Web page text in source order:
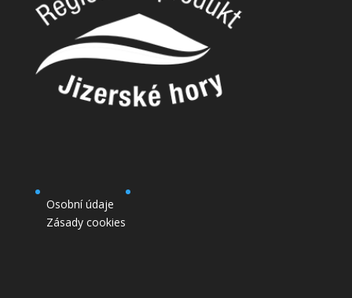
Osobní údaje
Zásady cookies